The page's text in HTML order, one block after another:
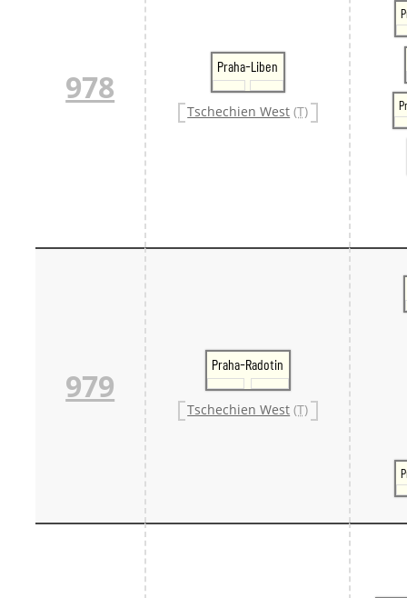
978
Praha-Liben
Tschechien West (T)
979
Praha-Radotin
Tschechien West (T)